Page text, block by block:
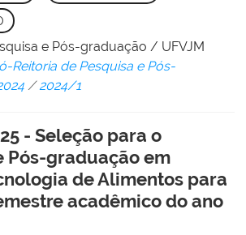
e Pós-graduação / UFVJM
Reitoria de Pesquisa e Pós-
/2024/1
- Seleção para o
Pós-graduação em
de Alimentos para
acadêmico do ano